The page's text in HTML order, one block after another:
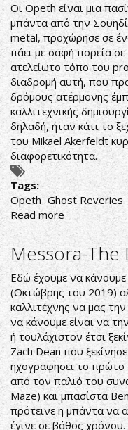
Οι Opeth είναι μια
μπάντα από την
metal, προχώρησε σε
πάει με σαφή πορεία
ατελείωτο τόπο του
διαδρομή αυτή, που
δρόμους ατέρμονης
καλλιτεχνικής
δηλαδή, ήταν κάτι το
του Mikael Akerfeldt
διαφορετικότητα.
Tags:
Opeth Ghost Reveries
Read moreabout
GHOST
OF
OPETH
VILLE
Messora-The
Εδώ έχουμε να
(Οκτώβρης του 2019)
καλλιτέχνης να μας
να κάνουμε είναι να
ή τουλάχιστον έτσι
Zach Dean που
ηχογραφησει το πρώτο
από τον παλιό του
Maze) και μπασίστα
πρότεινε η μπάντα να
έγινε σε βάθος χρόνου.